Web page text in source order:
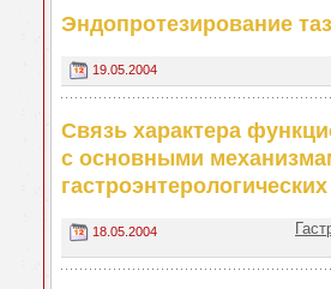
Эндопротезирование
19.05.2004
Связь характера
с основными
18.05.2004